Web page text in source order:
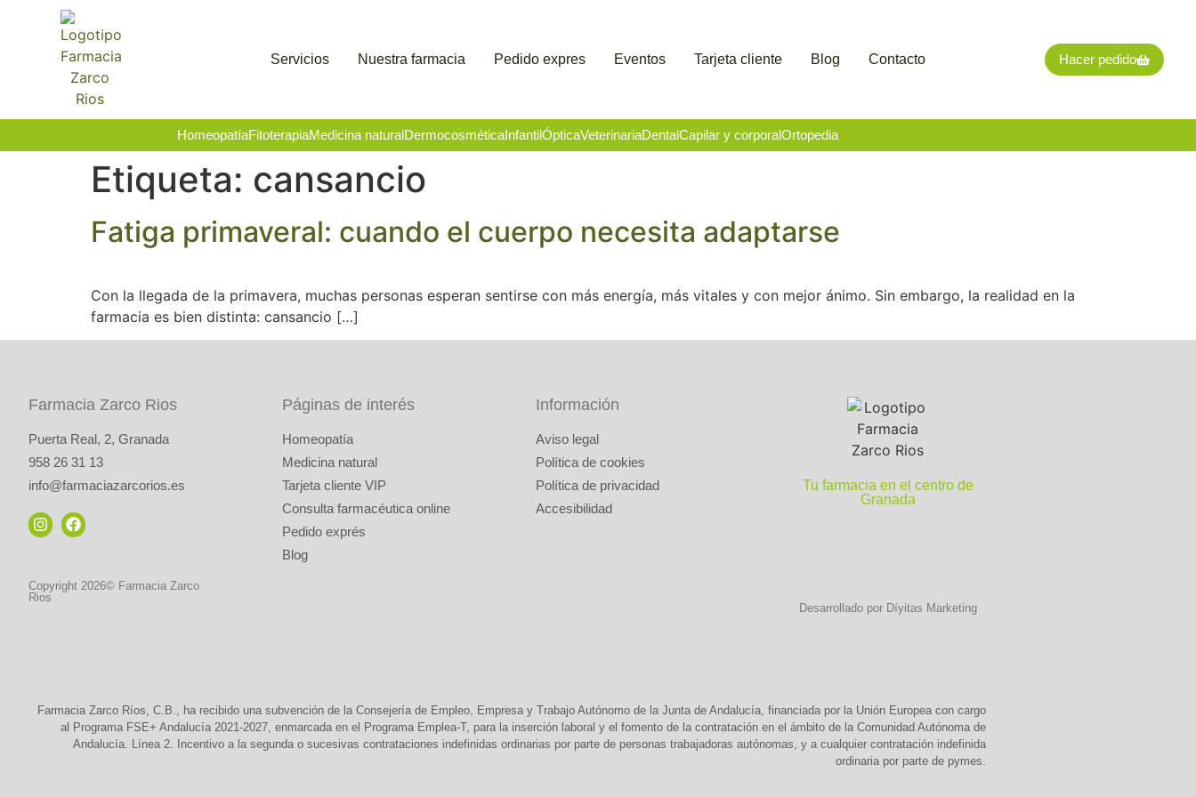
Servicios Nuestra farmacia Pedido expres Eventos Tarjeta cliente Blog Contacto Hacer pedido
HomeopatíaFitoterapiaMedicina naturalDermocosméticaInfantilÓpticaVeterinariaDentalCapilar y corporalOrtopedia
Etiqueta: cansancio
Fatiga primaveral: cuando el cuerpo necesita adaptarse
Con la llegada de la primavera, muchas personas esperan sentirse con más energía, más vitales y con mejor ánimo. Sin embargo, la realidad en la
farmacia es bien distinta: cansancio […]
Farmacia Zarco Rios
Puerta Real, 2, Granada
958 26 31 13
info@farmaciazarcorios.es
Copyright 2026© Farmacia Zarco
Rios
Páginas de interés
Homeopatía
Medicina natural
Tarjeta cliente VIP
Consulta farmacéutica online
Pedido exprés
Blog
Información
Aviso legal
Política de cookies
Política de privacidad
Accesibilidad
Tu farmacia en el centro de
Granada
Desarrollado por Díyitas Marketing
Farmacia Zarco Ríos, C.B., ha recibido una subvención de la Consejería de Empleo, Empresa y Trabajo Autónomo de la Junta de Andalucía, financiada por la Unión Europea con cargo
al Programa FSE+ Andalucía 2021-2027, enmarcada en el Programa Emplea-T, para la inserción laboral y el fomento de la contratación en el ámbito de la Comunidad Autónoma de
Andalucía. Línea 2. Incentivo a la segunda o sucesivas contrataciones indefinidas ordinarias por parte de personas trabajadoras autónomas, y a cualquier contratación indefinida
ordinaria por parte de pymes.